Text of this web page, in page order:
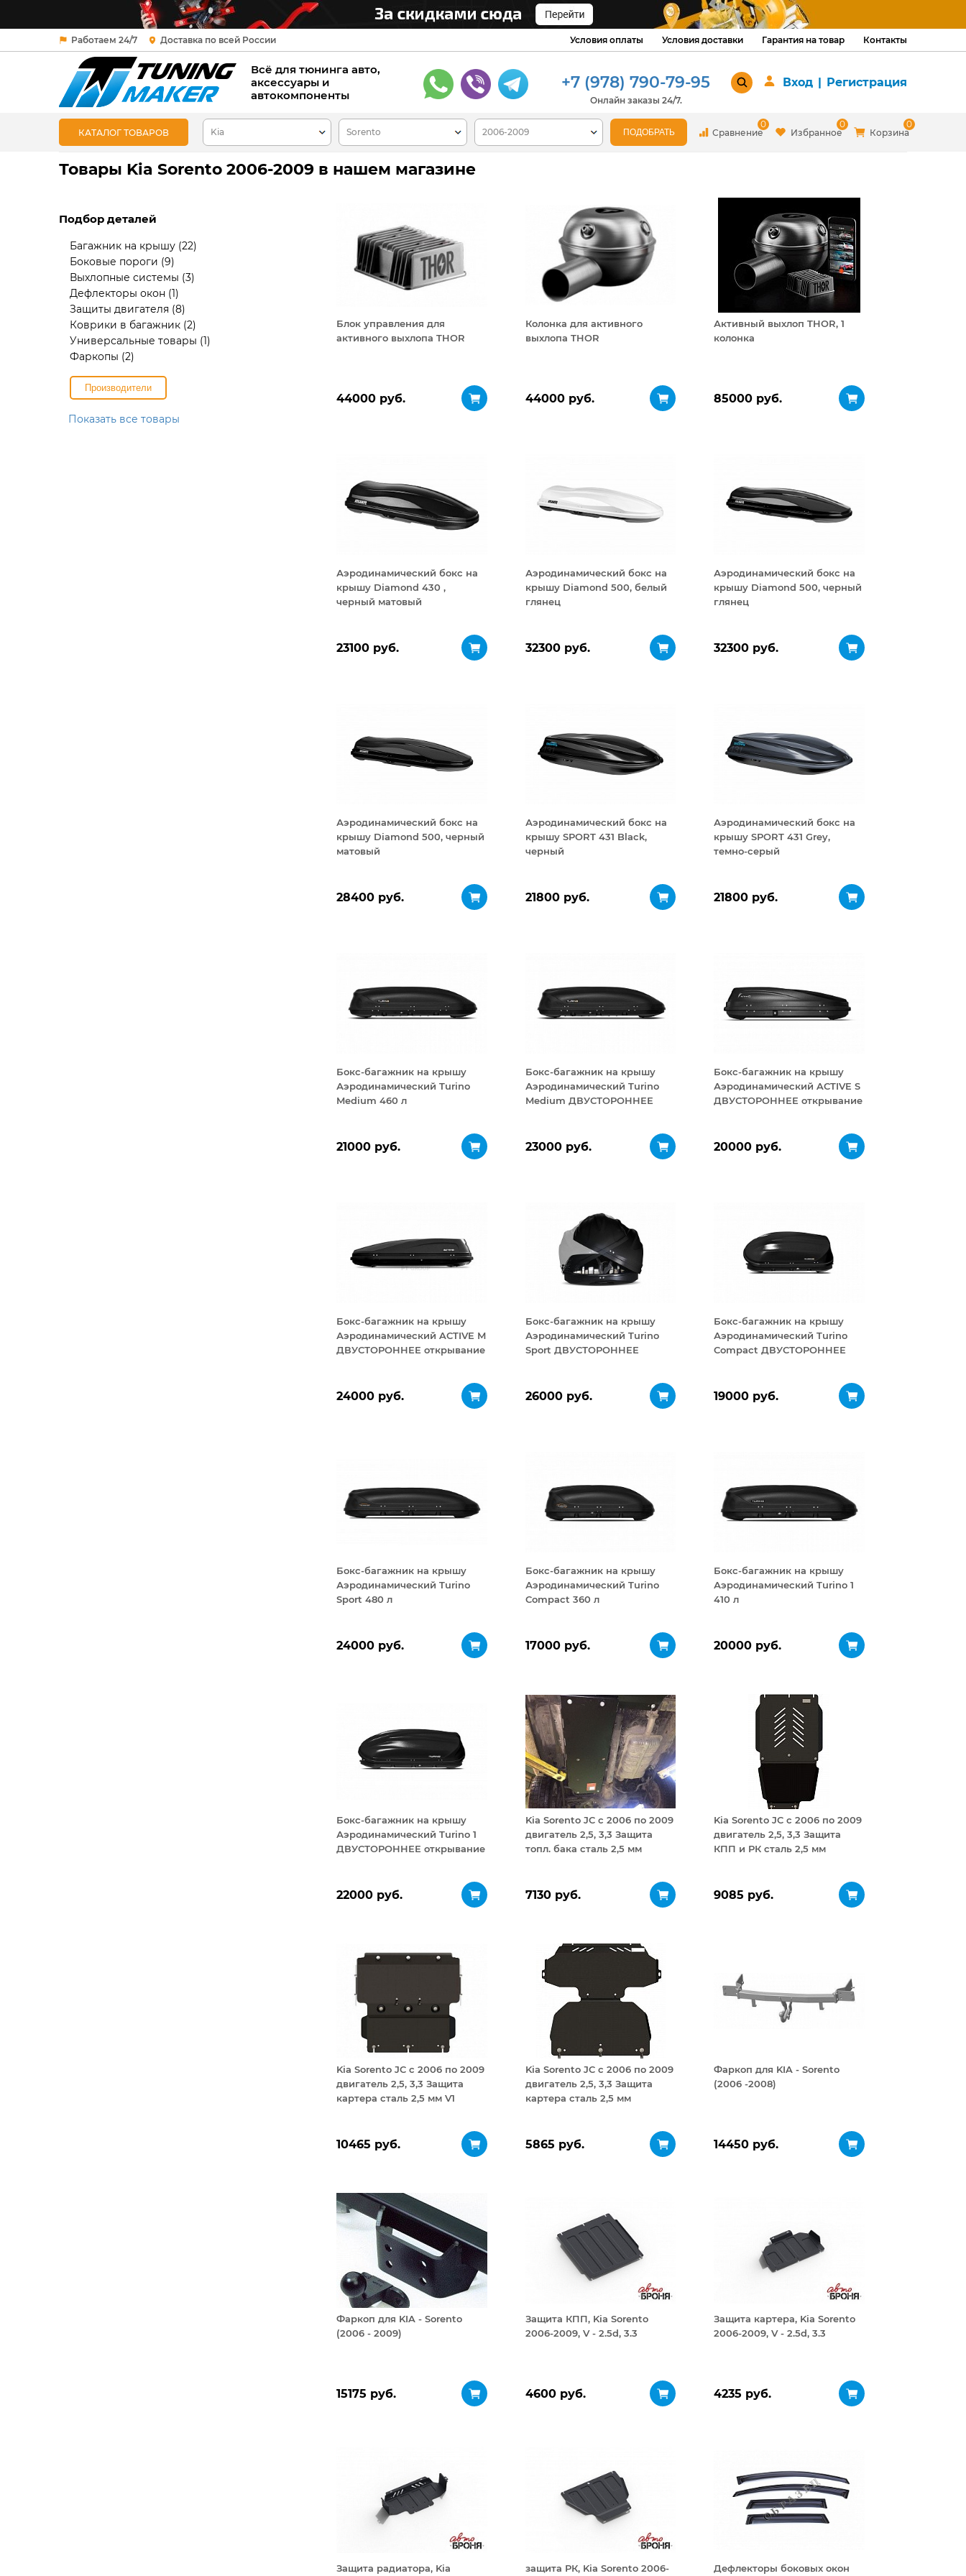
Работаем 24/7 Доставка по всей России Условия оплаты Условия доставки Гарантия на товар Контакты
Всё для тюнинга авто,
аксессуары и
автокомпоненты
+7 (978) 790-79-95
Онлайн заказы 24/7.
Вход | Регистрация
КАТАЛОГ ТОВАРОВ Сравнение
0
Избранное
0
Корзина
0
Товары Kia Sorento 2006-2009 в нашем магазине
Подбор деталей
Багажник на крышу (22)
Боковые пороги (9)
Выхлопные системы (3)
Дефлекторы окон (1)
Защиты двигателя (8)
Коврики в багажник (2)
Универсальные товары (1)
Фаркопы (2)
Производители
Показать все товары
Блок управления для
активного выхлопа THOR
44000 руб.
Колонка для активного
выхлопа THOR
44000 руб.
Активный выхлоп THOR, 1
колонка
85000 руб.
Аэродинамический бокс на
крышу Diamond 430 ,
черный матовый
23100 руб.
Аэродинамический бокс на
крышу Diamond 500, белый
глянец
32300 руб.
Аэродинамический бокс на
крышу Diamond 500, черный
глянец
32300 руб.
Аэродинамический бокс на
крышу Diamond 500, черный
матовый
28400 руб.
Аэродинамический бокс на
крышу SPORT 431 Black,
черный
21800 руб.
Аэродинамический бокс на
крышу SPORT 431 Grey,
темно-серый
21800 руб.
Бокс-багажник на крышу
Аэродинамический Turino
Medium 460 л
21000 руб.
Бокс-багажник на крышу
Аэродинамический Turino
Medium ДВУСТОРОННЕЕ
23000 руб.
Бокс-багажник на крышу
Аэродинамический ACTIVE S
ДВУСТОРОННЕЕ открывание
20000 руб.
Бокс-багажник на крышу
Аэродинамический ACTIVE М
ДВУСТОРОННЕЕ открывание
24000 руб.
Бокс-багажник на крышу
Аэродинамический Turino
Sport ДВУСТОРОННЕЕ
26000 руб.
Бокс-багажник на крышу
Аэродинамический Turino
Compact ДВУСТОРОННЕЕ
19000 руб.
Бокс-багажник на крышу
Аэродинамический Turino
Sport 480 л
24000 руб.
Бокс-багажник на крышу
Аэродинамический Turino
Compact 360 л
17000 руб.
Бокс-багажник на крышу
Аэродинамический Turino 1
410 л
20000 руб.
Бокс-багажник на крышу
Аэродинамический Turino 1
ДВУСТОРОННЕЕ открывание
22000 руб.
Kia Sorento JC с 2006 по 2009
двигатель 2,5, 3,3 Защита
топл. бака сталь 2,5 мм
7130 руб.
Kia Sorento JC с 2006 по 2009
двигатель 2,5, 3,3 Защита
КПП и РК сталь 2,5 мм
9085 руб.
Kia Sorento JC с 2006 по 2009
двигатель 2,5, 3,3 Защита
картера сталь 2,5 мм V1
10465 руб.
Kia Sorento JC с 2006 по 2009
двигатель 2,5, 3,3 Защита
картера сталь 2,5 мм
5865 руб.
Фаркоп для KIA - Sorento
(2006 -2008)
14450 руб.
Фаркоп для KIA - Sorento
(2006 - 2009)
15175 руб.
Защита КПП, Kia Sorento
2006-2009, V - 2.5d, 3.3
4600 руб.
Защита картера, Kia Sorento
2006-2009, V - 2.5d, 3.3
4235 руб.
Защита радиатора, Kia защита РК, Kia Sorento 2006- Дефлекторы боковых окон